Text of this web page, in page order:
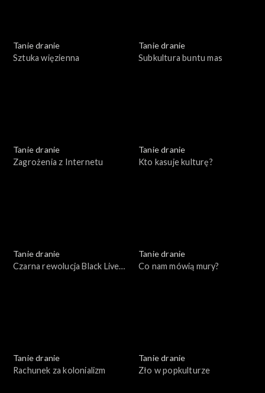
Tanie dranie
Sztuka więzienna
Tanie dranie
Subkultura buntu mas
Tanie dranie
Zagrożenia z Internetu
Tanie dranie
Kto kasuje kulturę?
Tanie dranie
Czarna rewolucja Black Lives
Tanie dranie
Co nam mówią mury?
Tanie dranie
Rachunek za kolonializm
Tanie dranie
Zło w popkulturze